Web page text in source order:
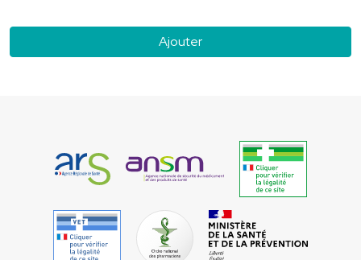
Ajouter